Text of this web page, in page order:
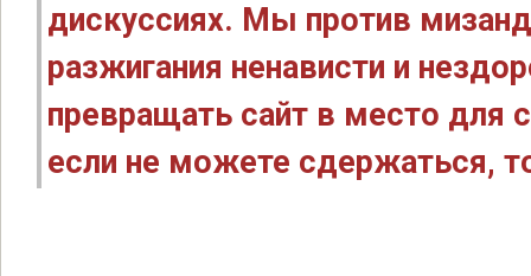
дискуссиях. Мы против
разжигания ненависти и
превращать сайт в место для
если не можете сдержаться,